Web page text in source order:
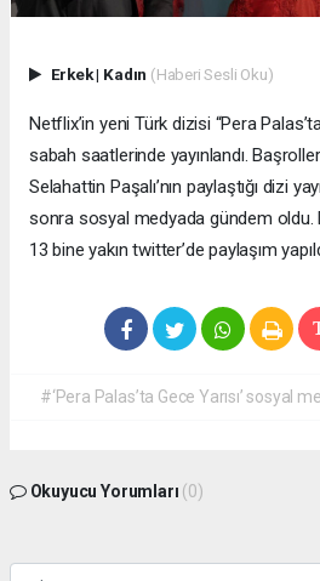
Erkek| Kadın (Haberi Sesli Oku)
Netflix’in yeni Türk dizisi “Pera
sabah saatlerinde yayınlandı.
Selahattin Paşalı’nın paylaştığı dizi
sonra sosyal medyada gündem oldu.
13 bine yakın twitter’de paylaşım
#‘Pera Palas’ta Gece Yarısı’ sosyal
Okuyucu Yorumları (0)